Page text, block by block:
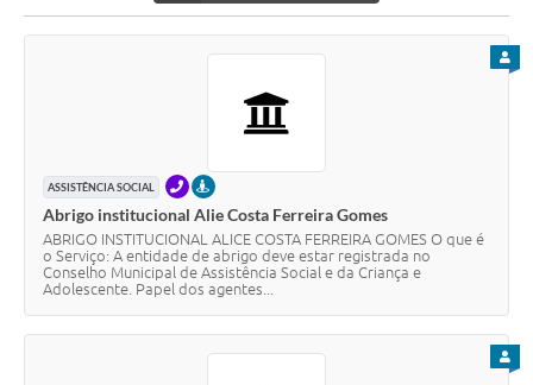
ASSISTÊNCIA SOCIAL TELEFONEPRESENCIAL
Abrigo institucional Alie Costa Ferreira Gomes
ABRIGO INSTITUCIONAL ALICE COSTA FERREIRA GOMES O que é
o Serviço: A entidade de abrigo deve estar registrada no
Conselho Municipal de Assistência Social e da Criança e
Adolescente. Papel dos agentes...